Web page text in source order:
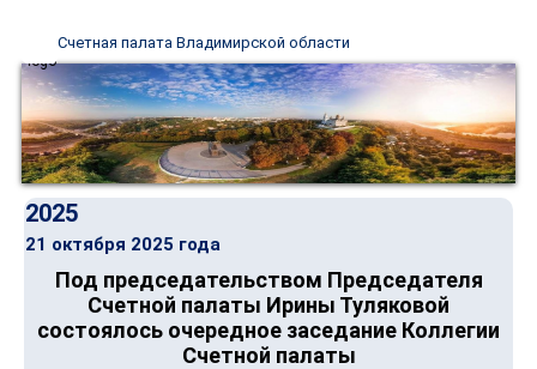
Счетная палата Владимирской области
2025
21 октября 2025 года
Под председательством Председателя
Счетной палаты Ирины Туляковой
состоялось очередное заседание Коллегии
Счетной палаты